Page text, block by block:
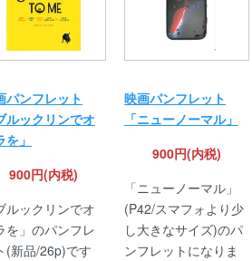
パンフレット
ルックリンでオ
」
900円(内税)
ルックリンでオ
を」のパンフレ
(新品/26p)です
映画パンフレット
「ニューノーマル」
900円(内税)
「ニューノーマル」
(P42/スマフォより少
し大きなサイズ)のパ
ンフレットになりま